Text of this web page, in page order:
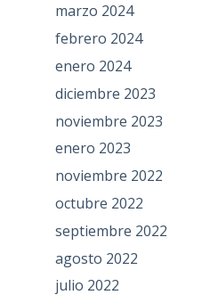
marzo 2024
febrero 2024
enero 2024
diciembre 2023
noviembre 2023
enero 2023
noviembre 2022
octubre 2022
septiembre 2022
agosto 2022
julio 2022